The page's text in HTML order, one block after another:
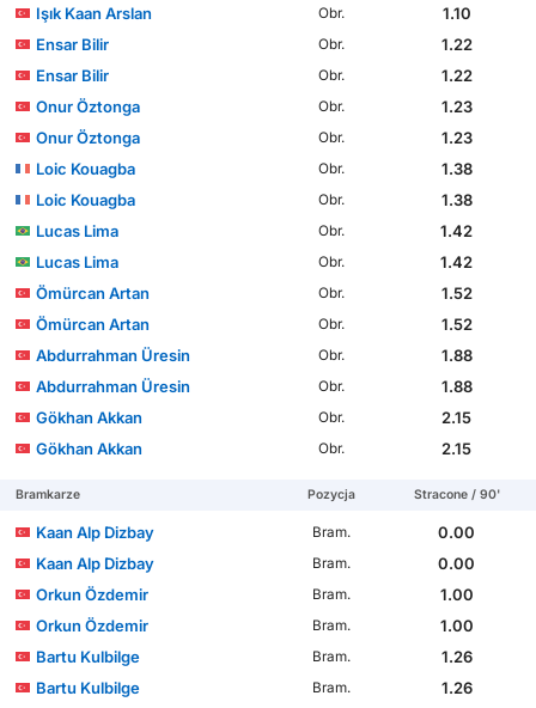
Işık Kaan Arslan
Obr.
1.10
Ensar Bilir
Obr.
1.22
Ensar Bilir
Obr.
1.22
Onur Öztonga
Obr.
1.23
Onur Öztonga
Obr.
1.23
Loic Kouagba
Obr.
1.38
Loic Kouagba
Obr.
1.38
Lucas Lima
Obr.
1.42
Lucas Lima
Obr.
1.42
Ömürcan Artan
Obr.
1.52
Ömürcan Artan
Obr.
1.52
Abdurrahman Üresin
Obr.
1.88
Abdurrahman Üresin
Obr.
1.88
Gökhan Akkan
Obr.
2.15
Gökhan Akkan
Obr. 2.15
Bramkarze Pozycja Stracone / 90'
Kaan Alp Dizbay Bram.
0.00
Kaan Alp Dizbay
Bram.
0.00
Orkun Özdemir
Bram.
1.00
Orkun Özdemir
Bram.
1.00
Bartu Kulbilge
Bram.
1.26
Bartu Kulbilge
Bram.
1.26